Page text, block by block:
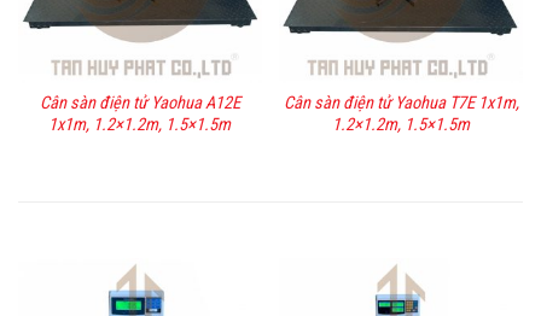
Cân sàn điện tử Yaohua A12E
1x1m, 1.2×1.2m, 1.5×1.5m
Cân sàn điện tử Yaohua T7E 1x1m,
1.2×1.2m, 1.5×1.5m